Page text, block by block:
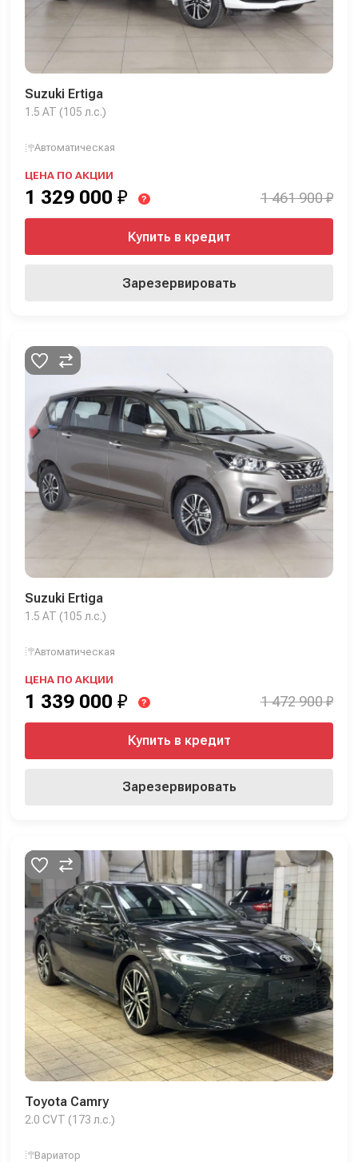
Suzuki Ertiga
1.5 AT (105 л.с.)
Автоматическая
ЦЕНА ПО АКЦИИ
1 329 000 ₽ ? 1 461 900 ₽
Купить в кредит
Зарезервировать
Suzuki Ertiga
1.5 AT (105 л.с.)
Автоматическая
ЦЕНА ПО АКЦИИ
1 339 000 ₽ ? 1 472 900 ₽
Купить в кредит
Зарезервировать
Toyota Camry
2.0 CVT (173 л.с.)
Вариатор